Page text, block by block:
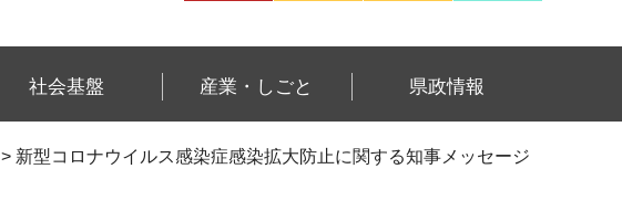
社会基盤 産業・しごと 県政情報
> 新型コロナウイルス感染症感染拡大防止に関する知事メッセージ